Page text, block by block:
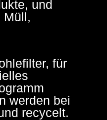
und
Müll,
für
werden bei
recycelt.